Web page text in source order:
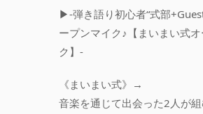
▶︎-弾き語り初心者“式部
ープンマイク♪【まいまい式
ク】-
《まいまい式》→
音楽を通じて出会った2人が